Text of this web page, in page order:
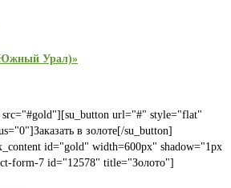
Урал)»
url="#" style="flat"
в золоте[/su_button]
id="gold" width=600px" shadow="1px
form-7 id="12578" title="Золото"]